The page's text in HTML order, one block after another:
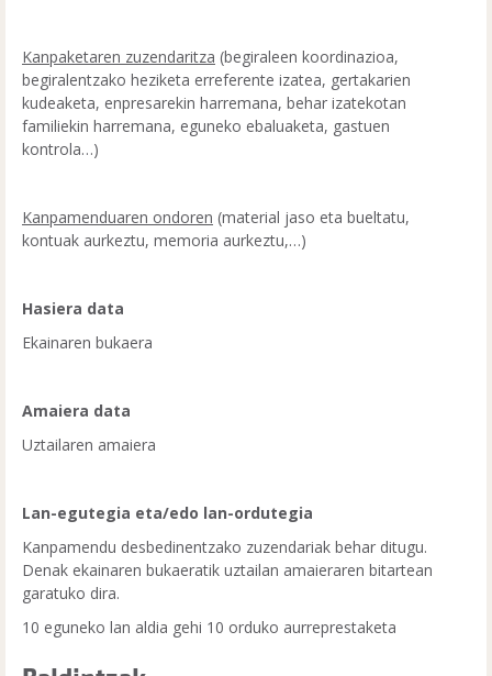
Kanpaketaren zuzendaritza (begiraleen koordinazioa,
begiralentzako heziketa erreferente izatea, gertakarien
kudeaketa, enpresarekin harremana, behar izatekotan
familiekin harremana, eguneko ebaluaketa, gastuen
kontrola…)
Kanpamenduaren ondoren (material jaso eta bueltatu,
kontuak aurkeztu, memoria aurkeztu,…)
Hasiera data
Ekainaren bukaera
Amaiera data
Uztailaren amaiera
Lan-egutegia eta/edo lan-ordutegia
Kanpamendu desbedinentzako zuzendariak behar ditugu.
Denak ekainaren bukaeratik uztailan amaieraren bitartean
garatuko dira.
10 eguneko lan aldia gehi 10 orduko aurreprestaketa